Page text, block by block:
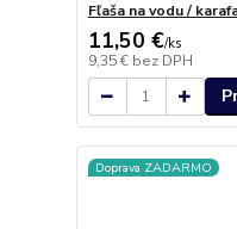
Fľaša na vodu /
11,50 €/ks
9,35 € bez DPH
Doprava ZADARMO